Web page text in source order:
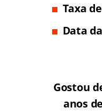
Taxa
Data
Gostou
anos